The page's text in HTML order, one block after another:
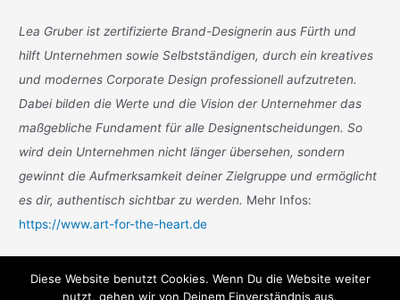
Lea Gruber ist zertifizierte Brand-Designerin aus Fürth und
hilft Unternehmen sowie Selbstständigen, durch ein kreatives
und modernes Corporate Design professionell aufzutreten.
Dabei bilden die Werte und die Vision der Unternehmer das
maßgebliche Fundament für alle Designentscheidungen. So
wird dein Unternehmen nicht länger übersehen, sondern
gewinnt die Aufmerksamkeit deiner Zielgruppe und ermöglicht
es dir, authentisch sichtbar zu werden. Mehr Infos:
https://www.art-for-the-heart.de
Diese Website benutzt Cookies. Wenn Du die Website weiter
nutzt, gehen wir von Deinem Einverständnis aus.